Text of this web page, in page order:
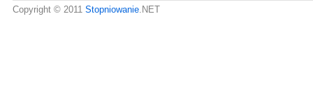
Copyright © 2011 Stopniowanie.NET